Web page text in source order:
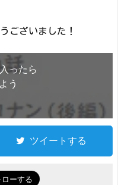
ございました！
ったら
う
ツイートする